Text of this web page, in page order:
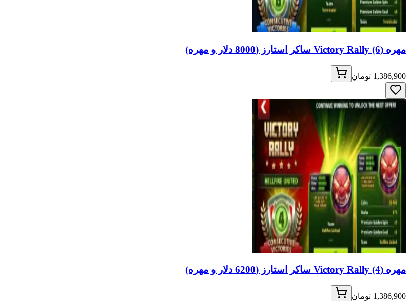
مهره Victory Rally (6) ساکر استارز (8000 دلار و مهره)
1,386,900 تومان
مهره Victory Rally (4) ساکر استارز (6200 دلار و مهره)
1,386,900 تومان